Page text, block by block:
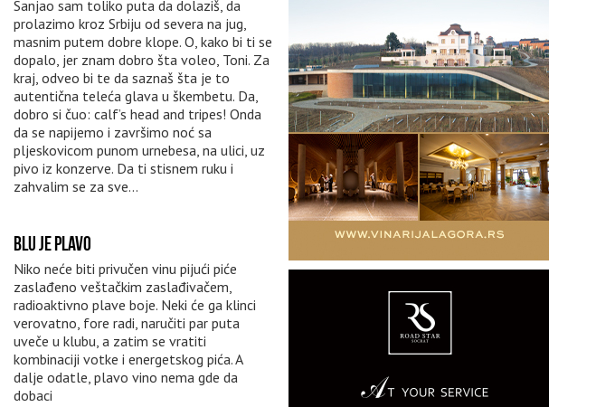
Sanjao sam toliko puta da dolaziš, da
prolazimo kroz Srbiju od severa na jug,
masnim putem dobre klope. O, kako bi ti se
dopalo, jer znam dobro šta voleo, Toni. Za
kraj, odveo bi te da saznaš šta je to
autentična teleća glava u škembetu. Da,
dobro si čuo: calf’s head and tripes! Onda
da se napijemo i završimo noć sa
pljeskovicom punom urnebesa, na ulici, uz
pivo iz konzerve. Da ti stisnem ruku i
zahvalim se za sve...
BLU JE PLAVO
Niko neće biti privučen vinu pijući piće
zaslađeno veštačkim zaslađivačem,
radioaktivno plave boje. Neki će ga klinci
verovatno, fore radi, naručiti par puta
uveče u klubu, a zatim se vratiti
kombinaciji votke i energetskog pića. A
dalje odatle, plavo vino nema gde da
dobaci